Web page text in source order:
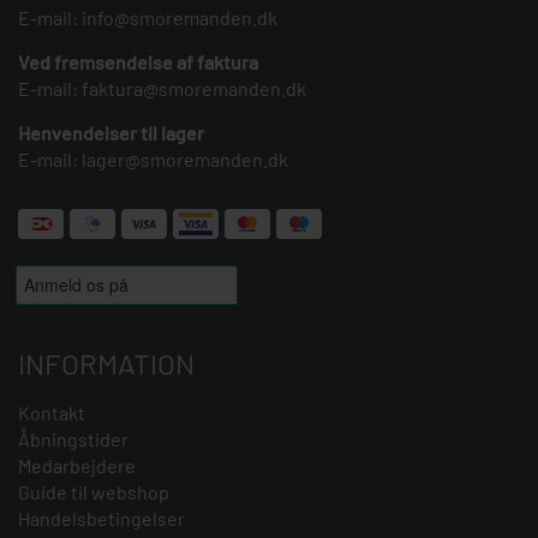
E-mail: info@smoremanden.dk
Ved fremsendelse af faktura
E-mail: faktura@smoremanden.dk
Henvendelser til lager
E-mail: lager@smoremanden.dk
INFORMATION
Kontakt
Åbningstider
Medarbejdere
Guide til webshop
Handelsbetingelser